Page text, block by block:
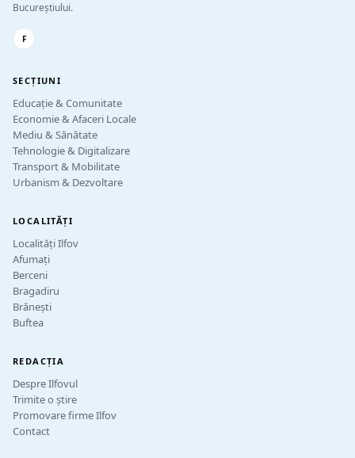
Bucureștiului.
F
SECȚIUNI
Educație & Comunitate
Economie & Afaceri Locale
Mediu & Sănătate
Tehnologie & Digitalizare
Transport & Mobilitate
Urbanism & Dezvoltare
LOCALITĂȚI
Localități Ilfov
Afumați
Berceni
Bragadiru
Brănești
Buftea
REDACȚIA
Despre Ilfovul
Trimite o știre
Promovare firme Ilfov
Contact